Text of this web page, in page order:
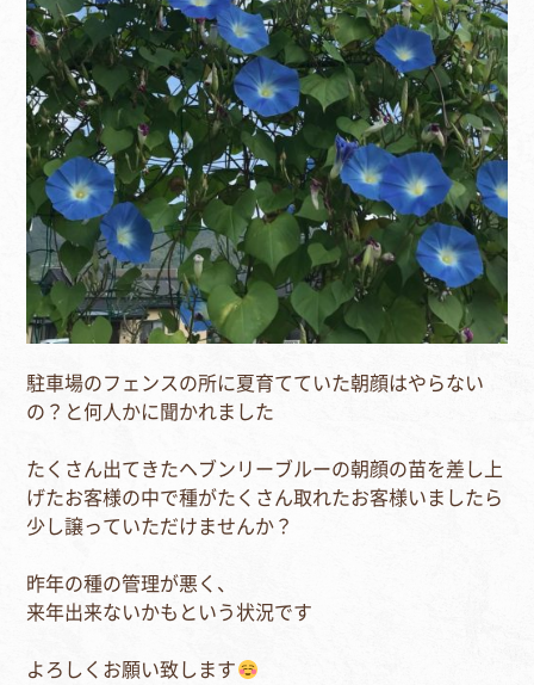
駐車場のフェンスの所に夏育てていた朝顔はやらない
の？と何人かに聞かれました⁣
たくさん出てきたヘブンリーブルーの朝顔の苗を差し上
げたお客様の中で種がたくさん取れたお客様いましたら⁣
少し譲っていただけませんか？⁣
昨年の種の管理が悪く、⁣
来年出来ないかもという状況です⁣
よろしくお願い致します